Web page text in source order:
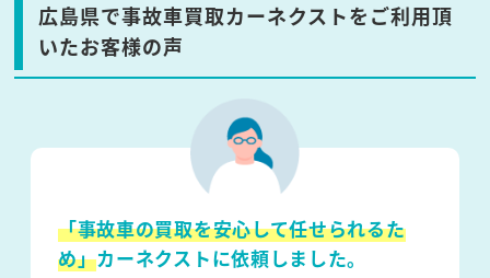
広島県で事故車買取カーネクストをご利用頂
いたお客様の声
「事故車の買取を安心して任せられるた
め」カーネクストに依頼しました。